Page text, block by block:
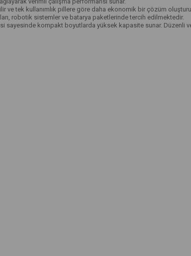
ve tek kullanımlık pillere göre daha ekonomik bir çözüm
robotik sistemler ve batarya paketlerinde tercih edilmektedir.
kompakt boyutlarda yüksek kapasite sunar. Düzenli